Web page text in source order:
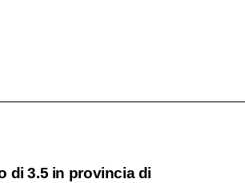
di 3.5 in provincia di